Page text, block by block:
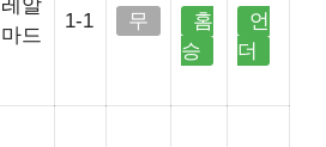
레알
마드
1-1 무
홈
승
언
더